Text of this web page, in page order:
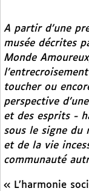
A partir d’une
muséedécrites
Monde Amoureux
toucher ou
perspective
et des esprits -
sous le signe du
et de la vie
communauté
« L’harmonie